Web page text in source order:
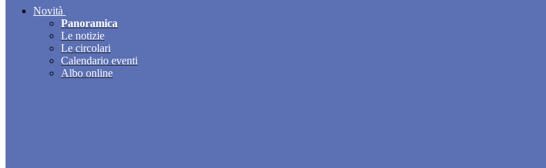
Novità
Panoramica
Le notizie
Le circolari
Calendario eventi
Albo online